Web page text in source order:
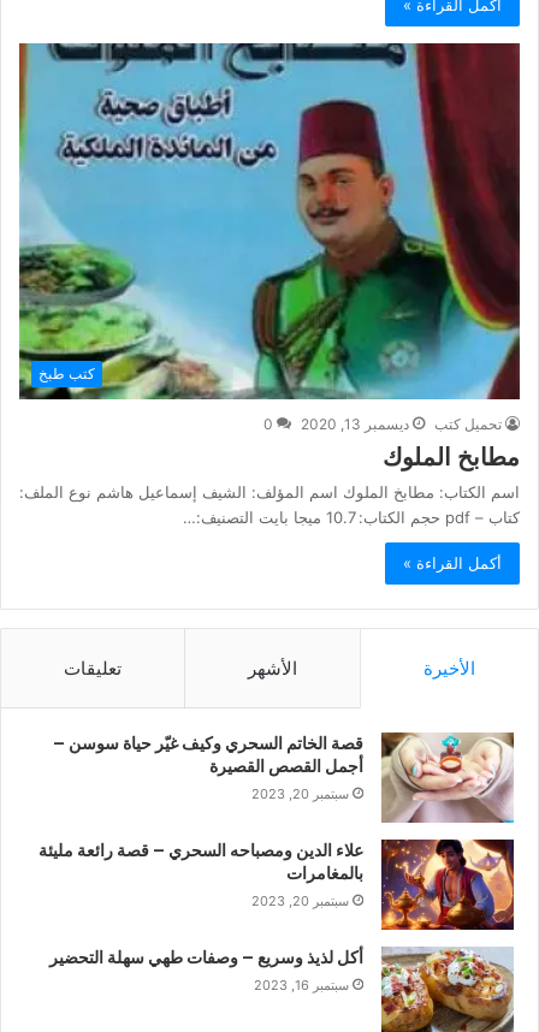
أكمل القراءة »
كتب طبخ
تحميل كتب ديسمبر 13, 2020 0
مطابخ الملوك
اسم الكتاب: مطابخ الملوك اسم المؤلف: الشيف إسماعيل هاشم نوع الملف:
كتاب – pdf حجم الكتاب: 10.7 ميجا بايت التصنيف:…
أكمل القراءة »
الأخيرة الأشهر تعليقات
قصة الخاتم السحري وكيف غيّر حياة سوسن –
أجمل القصص القصيرة
سبتمبر 20, 2023
علاء الدين ومصباحه السحري – قصة رائعة مليئة
بالمغامرات
سبتمبر 20, 2023
أكل لذيذ وسريع – وصفات طهي سهلة التحضير
سبتمبر 16, 2023